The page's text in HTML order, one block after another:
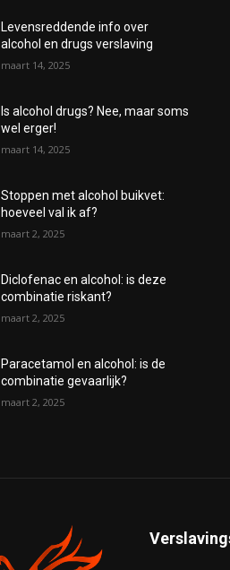
Levensreddende info over
alcohol en drugs verslaving
maart 14, 2025
Is alcohol drugs? Nee, maar soms
wel erger!
maart 14, 2025
Stoppen met alcohol buikvet:
hoeveel val ik af?
maart 2, 2025
Diclofenac en alcohol: is deze
combinatie riskant?
maart 2, 2025
Paracetamol en alcohol: is de
combinatie gevaarlijk?
maart 2, 2025